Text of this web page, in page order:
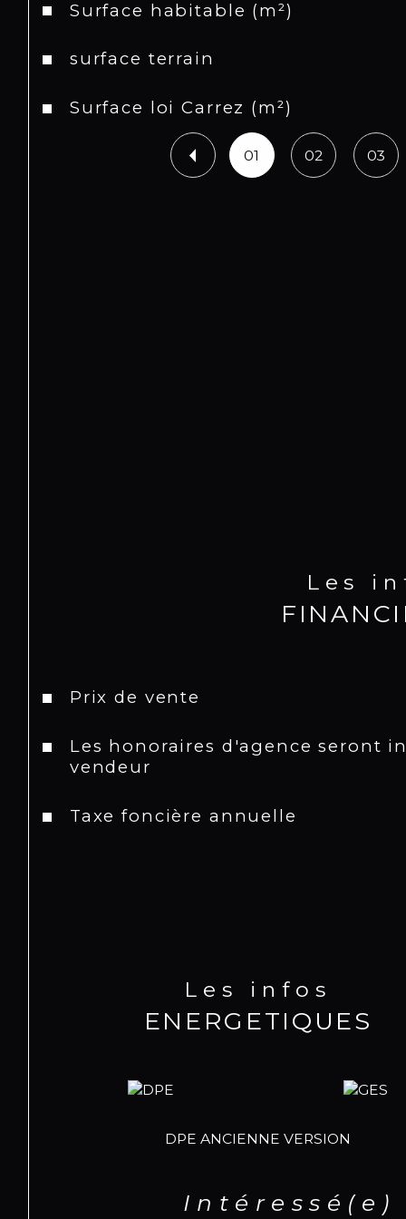
Surface habitable (m²)
surface terrain
Surface loi Carrez (m²)
01 02 03
Les
Prix de vente
Les honoraires d'agence seront
vendeur
Taxe foncière annuelle
Les infos
ENERGETIQUES
DPE ANCIENNE VERSION
Intéressé(e)